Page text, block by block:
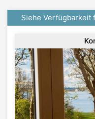
Siehe Verfügbarkeit